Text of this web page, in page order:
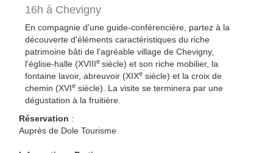
16h à Chevigny
En compagnie d'une guide-conférencière, partez à la
découverte d'éléments caractéristiques du riche
patrimoine bâti de l'agréable village de Chevigny,
l'église-halle (XVIIIe siècle) et son riche mobilier, la
fontaine lavoir, abreuvoir (XIXesiècle) et la croix de
chemin (XVIesiècle). La visite se terminera par une
dégustation à la fruitière.
Réservation :
Auprès de Dole Tourisme